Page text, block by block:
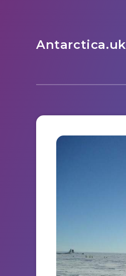
Antarctica.uk